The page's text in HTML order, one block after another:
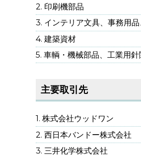
印刷機部品
インテリア文具、事務用
建築資材
車輌・機械部品、工業用針
主要取引先
株式会社ウッドワン
西日本バンドー株式会社
三井化学株式会社